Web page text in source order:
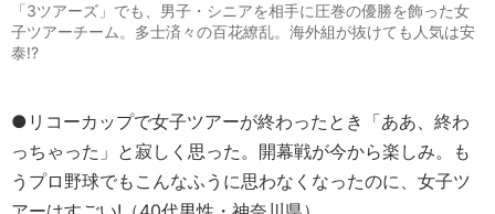
「3ツアーズ」でも、男子・シニアを相手に圧巻の優勝を飾った女
子ツアーチーム。多士済々の百花繚乱。海外組が抜けても人気は安
泰!?
●リコーカップで女子ツアーが終わったとき「ああ、終わ
っちゃった」と寂しく思った。開幕戦が今から楽しみ。も
うプロ野球でもこんなふうに思わなくなったのに、女子ツ